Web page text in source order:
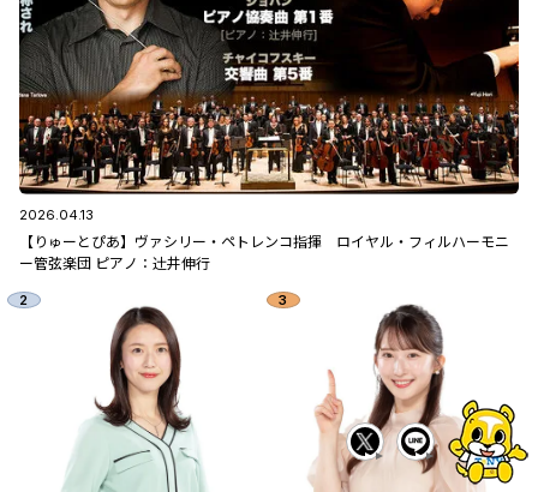
2026.04.13
【りゅーとぴあ】ヴァシリー・ペトレンコ指揮 ロイヤル・フィルハーモニ
ー管弦楽団 ピアノ：辻󠄀井伸行